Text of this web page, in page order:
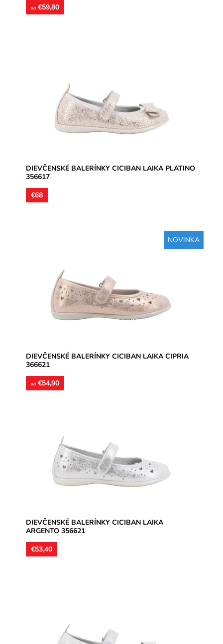
od €59,80
Dostupnosť:
Skladom
CICIBAN
2 roky
DIEVČENSKÉ BALERÍNKY CICIBAN LAIKA PLATINO
356617
€68
NOVINKA
vhodná na úzke...
Dostupnosť:
Skladom
CICIBAN
2 roky
DIEVČENSKÉ BALERÍNKY CICIBAN LAIKA CIPRIA
366621
od €54,90
Balerínka vhodná na...
Dostupnosť:
Skladom
CICIBAN
2 roky
DIEVČENSKÉ BALERÍNKY CICIBAN LAIKA
ARGENTO 356621
€53,40
Balerínka vhodná na...
Dostupnosť:
Skladom